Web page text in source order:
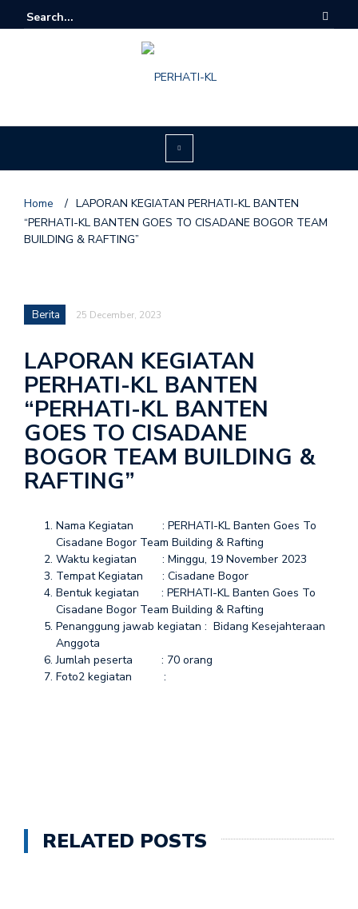
Home / LAPORAN KEGIATAN PERHATI-KL BANTEN
“PERHATI-KL BANTEN GOES TO CISADANE BOGOR TEAM
BUILDING & RAFTING”
Berita 25 December, 2023
LAPORAN KEGIATAN
PERHATI-KL BANTEN
“PERHATI-KL BANTEN
GOES TO CISADANE
BOGOR TEAM BUILDING &
RAFTING”
Nama Kegiatan : PERHATI-KL Banten Goes To
Cisadane Bogor Team Building & Rafting
Waktu kegiatan : Minggu, 19 November 2023
Tempat Kegiatan : Cisadane Bogor
Bentuk kegiatan : PERHATI-KL Banten Goes To
Cisadane Bogor Team Building & Rafting
Penanggung jawab kegiatan : Bidang Kesejahteraan
Anggota
Jumlah peserta : 70 orang
Foto2 kegiatan :
RELATED POSTS